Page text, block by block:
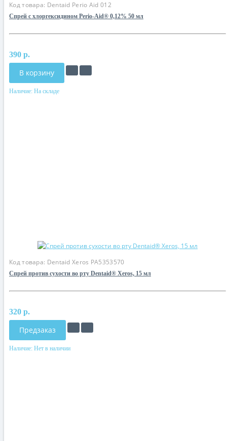
Код товара: Dentaid Perio Aid 012
Спрей с хлоргексидином Perio-Aid® 0,12% 50 мл
390 р.
В корзину
Наличие: На складе
Код товара: Dentaid Xeros PA5353570
Спрей против сухости во рту Dentaid® Xeros, 15 мл
320 р.
Предзаказ
Наличие: Нет в наличии